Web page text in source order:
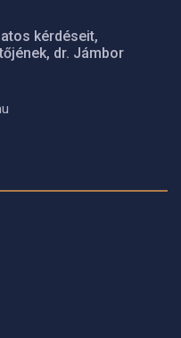
kérdéseit,
dr. Jámbor